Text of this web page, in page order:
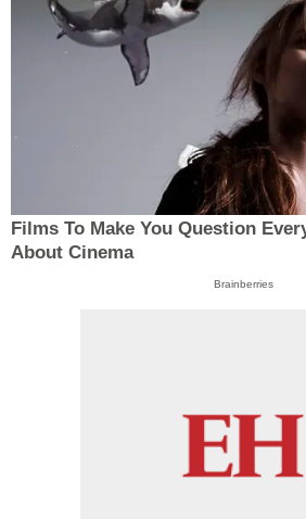
Films To Make You Question
About Cinema
Brainberries